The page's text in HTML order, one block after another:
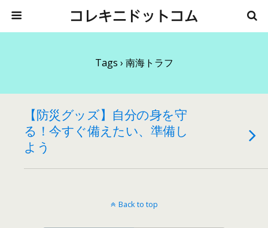
コレキニドットコム
Tags › 南海トラフ
【防災グッズ】自分の身を守
る！今すぐ備えたい、準備し
よう
Back to top